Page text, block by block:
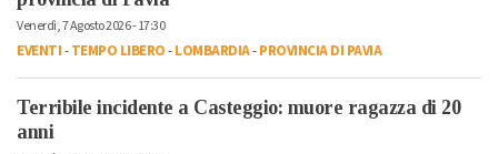
Venerdì, 7 Agosto 2026 - 17:30
EVENTI-TEMPO LIBERO-LOMBARDIA-PROVINCIA DI PAVIA
Terribile incidente a Casteggio: muore ragazza di 20
anni